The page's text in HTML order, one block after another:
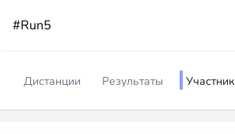
#Run5
Дистанции Результаты